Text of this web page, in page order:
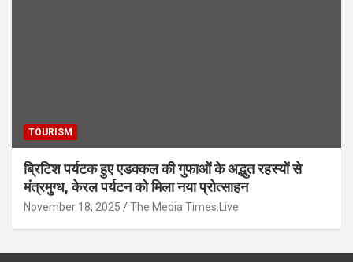
TOURISM
ब्रिटिश पर्यटक हुए एडक्कल की गुफाओं के अद्भुत रहस्यों से
मंत्रमुग्ध, केरल पर्यटन को मिला नया प्रोत्साहन
November 18, 2025 The Media Times.Live